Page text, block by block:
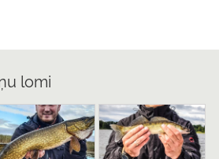
lomi